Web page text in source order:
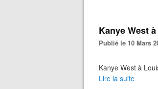
Kanye West
Publié le 10 Mars
Kanye West à
Lire la suite